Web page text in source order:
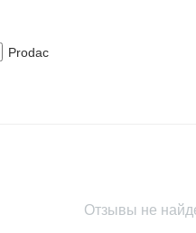
Prodac
Отзывы не